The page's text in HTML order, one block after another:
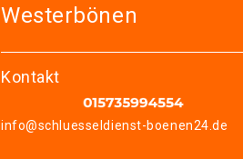
Westerbönen
Kontakt
info@schluesseldienst-boenen24.de